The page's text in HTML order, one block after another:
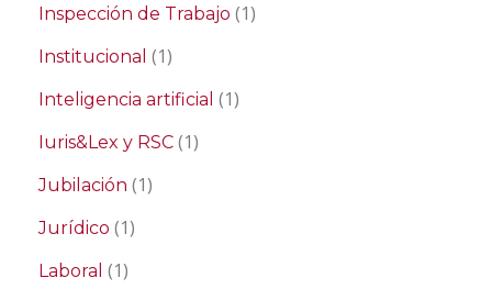
Inspección de Trabajo (1)
Institucional (1)
Inteligencia artificial (1)
Iuris&Lex y RSC (1)
Jubilación (1)
Jurídico (1)
Laboral (1)